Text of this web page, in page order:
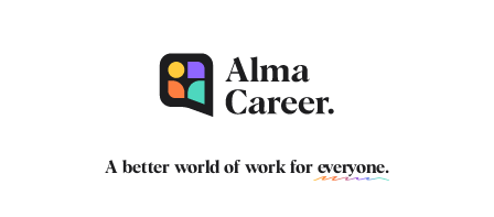
A better world of work for everyone.